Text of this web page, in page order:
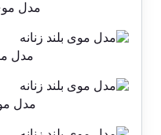
مدل
مدل
مدل